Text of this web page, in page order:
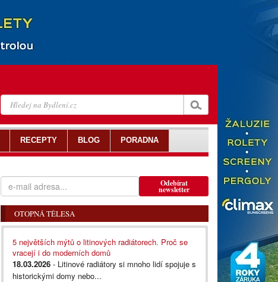
Odebírat
newsletter
OTOPNÁ TĚLESA
5 největších mýtů o litinových radiátorech. Proč se
vracejí i do moderních domů
18.03.2026 - Litinové radiátory si mnoho lidí spojuje s
historickými domy nebo...
RECEPTY BLOG PORADNA